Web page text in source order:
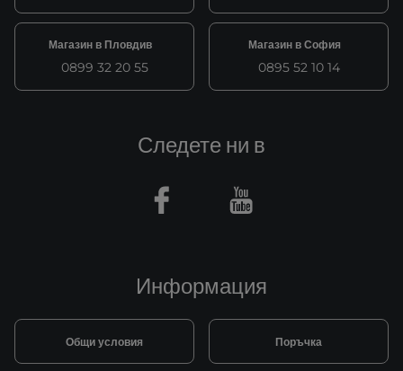
Магазин в Пловдив
0899 32 20 55
Магазин в София
0895 52 10 14
Информация
Общи условия Поръчка
Следете ни в
Facebook Youtube